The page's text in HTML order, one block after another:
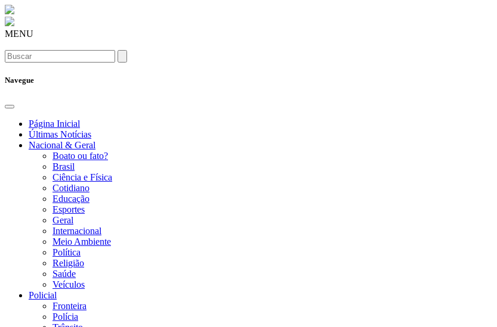
MENU
Navegue
Página Inicial
Últimas Notícias
Nacional & Geral
Boato ou fato?
Brasil
Ciência e Física
Cotidiano
Educação
Esportes
Geral
Internacional
Meio Ambiente
Política
Religião
Saúde
Veículos
Policial
Fronteira
Polícia